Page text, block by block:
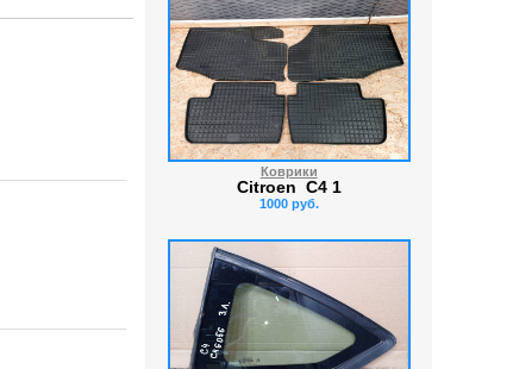
Коврики
Citroen C4 1
1000 руб.